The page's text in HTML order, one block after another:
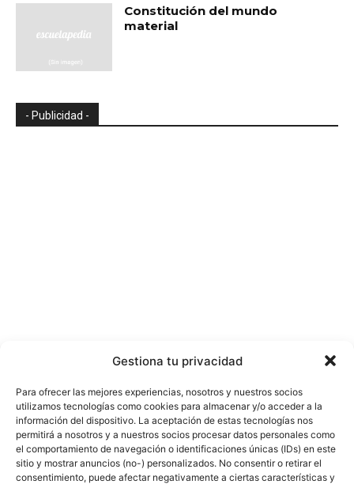
Gestiona tu privacidad
Para ofrecer las mejores experiencias, nosotros y nuestros socios
utilizamos tecnologías como cookies para almacenar y/o acceder a la
información del dispositivo. La aceptación de estas tecnologías nos
permitirá a nosotros y a nuestros socios procesar datos personales como
el comportamiento de navegación o identificaciones únicas (IDs) en este
sitio y mostrar anuncios (no-) personalizados. No consentir o retirar el
consentimiento, puede afectar negativamente a ciertas características y
Constitución del mundo
material
- Publicidad -